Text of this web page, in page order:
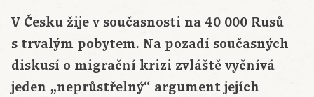
V Česku žije v současnosti na 40 000 Rusů
s trvalým pobytem. Na pozadí současných
diskusí o migrační krizi zvláště vyčnívá
jeden „neprůstřelný“ argument jejích